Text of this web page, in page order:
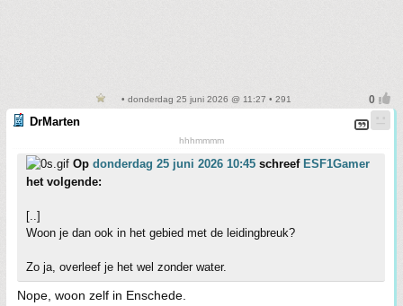
• donderdag 25 juni 2026 @ 11:27 • 291
DrMarten
hhhmmmm
Op donderdag 25 juni 2026 10:45 schreef ESF1Gamer
het volgende:
[..]
Woon je dan ook in het gebied met de leidingbreuk?
Zo ja, overleef je het wel zonder water.
Nope, woon zelf in Enschede.